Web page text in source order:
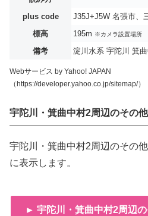
plus code
J35J+J5W 名張市、
標高
195m ※カメラ設置場所
備考 淀川水系 宇陀川 箕
Webサービス by Yahoo! JAPAN
（https://developer.yahoo.co.jp/sitemap/）
宇陀川・箕曲中村2周辺のその
宇陀川・箕曲中村2周辺のその
に表示します。
► 宇陀川・箕曲中村2周辺